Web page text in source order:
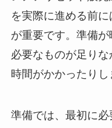
を実際に進める前
が重要です。準備
必要なものが足り
時間がかかったりし
準備では、最初に必